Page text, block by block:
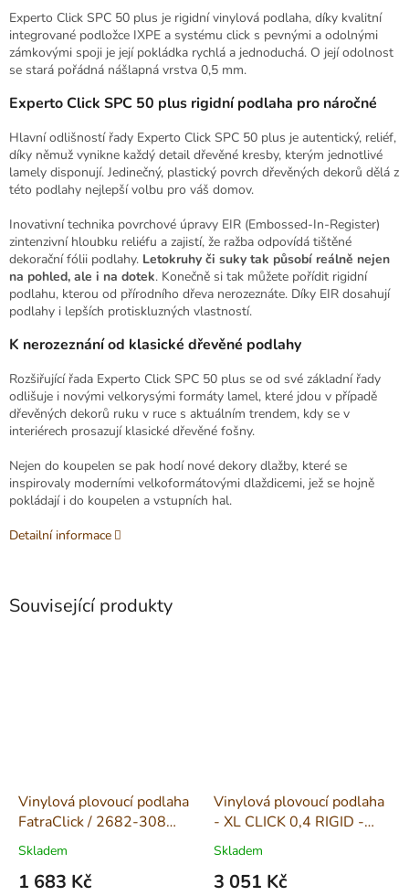
Experto Click SPC 50 plus je rigidní vinylová podlaha, díky kvalitní
integrované podložce IXPE a systému click s pevnými a odolnými
zámkovými spoji je její pokládka rychlá a jednoduchá. O její odolnost
se stará pořádná nášlapná vrstva 0,5 mm.
Experto Click SPC 50 plus rigidní podlaha pro náročné
Hlavní odlišností řady Experto Click SPC 50 plus je autentický, reliéf,
díky němuž vynikne každý detail dřevěné kresby, kterým jednotlivé
lamely disponují. Jedinečný, plastický povrch dřevěných dekorů dělá z
této podlahy nejlepší volbu pro váš domov.
Inovativní technika povrchové úpravy EIR (Embossed-In-Register)
zintenzivní hloubku reliéfu a zajistí, že ražba odpovídá tištěné
dekorační fólii podlahy. Letokruhy či suky tak působí reálně nejen
na pohled, ale i na dotek. Konečně si tak můžete pořídit rigidní
podlahu, kterou od přírodního dřeva nerozeznáte. Díky EIR dosahují
podlahy i lepších protiskluzných vlastností.
K nerozeznání od klasické dřevěné podlahy
Rozšiřující řada Experto Click SPC 50 plus se od své základní řady
odlišuje i novými velkorysými formáty lamel, které jdou v případě
dřevěných dekorů ruku v ruce s aktuálním trendem, kdy se v
interiérech prosazují klasické dřevěné fošny.
Nejen do koupelen se pak hodí nové dekory dlažby, které se
inspirovaly moderními velkoformátovými dlaždicemi, jež se hojně
pokládají i do koupelen a vstupních hal.
Detailní informace
Související produkty
Vinylová plovoucí podlaha
FatraClick / 2682-308
Dub Victory
Skladem
1 683 Kč
Vinylová plovoucí podlaha
- XL CLICK 0,4 RIGID -
9947 Dub Medový
Skladem
3 051 Kč